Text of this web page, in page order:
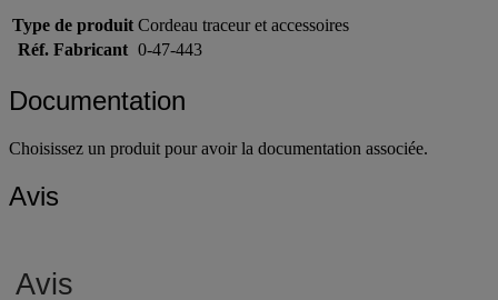
Type de produit Cordeau traceur et accessoires
Réf. Fabricant 0-47-443
Documentation
Choisissez un produit pour avoir la documentation associée.
Avis